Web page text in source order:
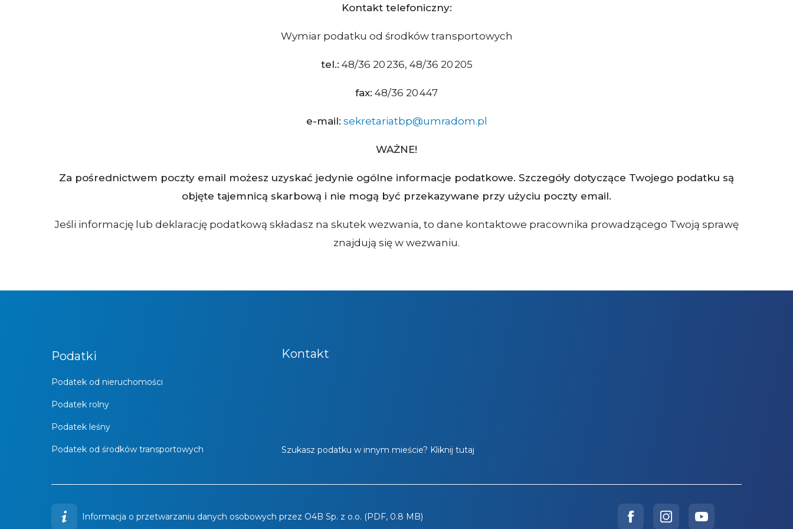
Kontakt telefoniczny:
Wymiar podatku od środków transportowych
tel.: 48/36 20 236, 48/36 20 205
fax: 48/36 20 447
e-mail: sekretariatbp@umradom.pl
WAŻNE!
Za pośrednictwem poczty email możesz uzyskać jedynie ogólne informacje podatkowe. Szczegóły dotyczące Twojego podatku są
objęte tajemnicą skarbową i nie mogą być przekazywane przy użyciu poczty email.
Jeśli informację lub deklarację podatkową składasz na skutek wezwania, to dane kontaktowe pracownika prowadzącego Twoją sprawę
znajdują się w wezwaniu.
Podatki
Podatek od nieruchomości
Podatek rolny
Podatek leśny
Podatek od środków transportowych
Kontakt
Szukasz podatku w innym mieście? Kliknij tutaj
Informacja o przetwarzaniu danych osobowych przez O4B Sp. z o.o. (PDF, 0.8 MB)